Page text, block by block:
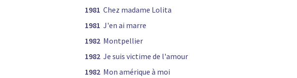
1981 Chez madame Lolita
1981 J'en ai marre
1982 Montpellier
1982 Je suis victime de l'amour
1982 Mon amérique à moi